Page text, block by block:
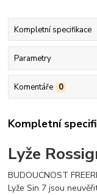
Kompletní specifikace
Parametry
Komentáře 0
Kompletní
Lyže
BUDOUCNOST
Lyže Sin 7 jsou